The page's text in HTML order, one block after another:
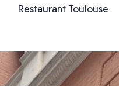
Restaurant Toulouse